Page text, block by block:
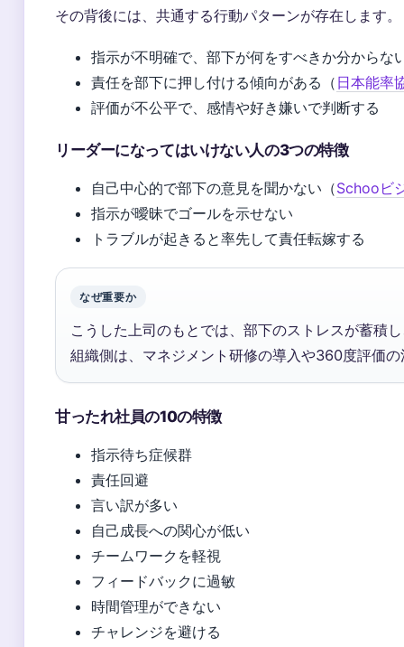
その背後には、共通する行動パターンが存在します。
指示が不明確で、部下が何をすべきか分からな
責任を部下に押し付ける傾向がある（ 日本能率
評価が不公平で、感情や好き嫌いで判断する
リーダーになってはいけない人の3つの特徴
自己中心的で部下の意見を聞かない（Schooビ
指示が曖昧でゴールを示せない
トラブルが起きると率先して責任転嫁する
なぜ重要か
こうした上司のもとでは、部下のストレスが蓄積
組織側は、マネジメント研修の導入や360度評価
甘ったれ社員の10の特徴
指示待ち症候群
責任回避
言い訳が多い
自己成長への関心が低い
チームワークを軽視
フィードバックに過敏
時間管理ができない
チャレンジを避ける